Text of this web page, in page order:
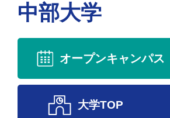
中部大学
オープンキャンパス
大学TOP